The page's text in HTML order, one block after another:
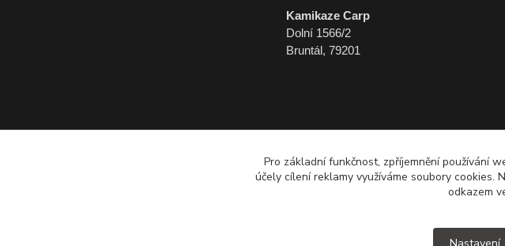
Kamikaze Carp
Dolní 1566/2
Bruntál, 79201
Pro základní funkčnost, zpříjemnění používání
účely cílení reklamy využíváme soubory
odkazem